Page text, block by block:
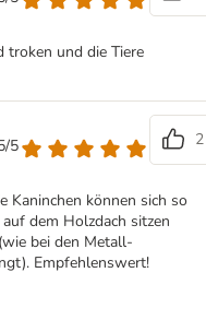
troken und die Tiere
5
2
Kaninchen können sich so
dem Holzdach sitzen
bei den Metall-
Empfehlenswert!